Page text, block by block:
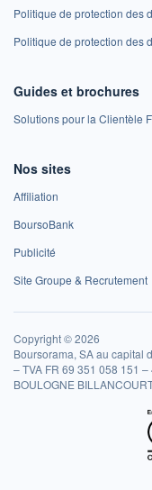
Politique de protection des
Politique de protection des
Guides et brochures
Solutions pour la Clientèle
Nos sites
Affiliation
BoursoBank
Publicité
Site Groupe & Recrutement
Copyright © 2026
Boursorama, SA au capital
– TVA FR 69 351 058 151
BOULOGNE